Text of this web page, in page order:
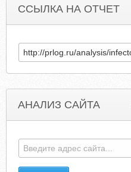
ССЫЛКА НА ОТЧЕТ
АНАЛИЗ САЙТА